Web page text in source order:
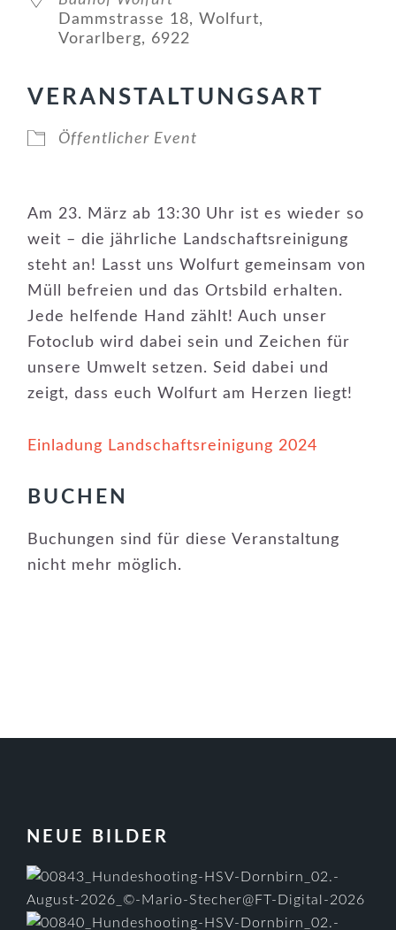
Dammstrasse 18, Wolfurt,
Vorarlberg, 6922
VERANSTALTUNGSART
Öffentlicher Event
Am 23. März ab 13:30 Uhr ist es wieder so
weit – die jährliche Landschaftsreinigung
steht an! Lasst uns Wolfurt gemeinsam von
Müll befreien und das Ortsbild erhalten.
Jede helfende Hand zählt! Auch unser
Fotoclub wird dabei sein und Zeichen für
unsere Umwelt setzen. Seid dabei und
zeigt, dass euch Wolfurt am Herzen liegt!
Einladung Landschaftsreinigung 2024
BUCHEN
Buchungen sind für diese Veranstaltung
nicht mehr möglich.
FOOTER
NEUE BILDER